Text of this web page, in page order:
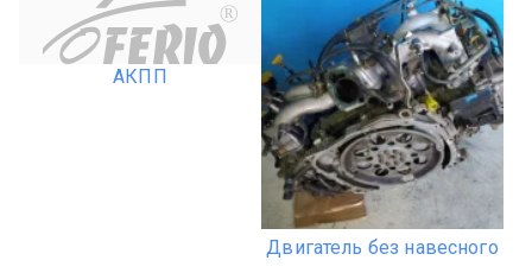
R
АКПП
Двигатель без навесного